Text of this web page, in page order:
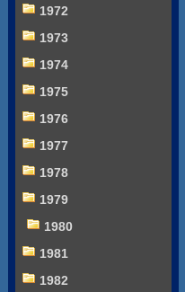
1972
1973
1974
1975
1976
1977
1978
1979
1980
1981
1982